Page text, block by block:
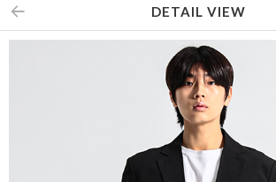
DETAIL VIEW